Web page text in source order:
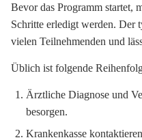
Bevor das Programm startet,
Schritte erledigt werden. Der
vielen Teilnehmenden und
Üblich ist folgende
Ärztliche Diagnose und
besorgen.
Krankenkasse